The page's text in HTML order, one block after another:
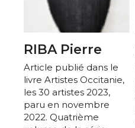
RIBA Pierre
Article publié dans le
livre Artistes Occitanie,
les 30 artistes 2023,
paru en novembre
2022. Quatrième